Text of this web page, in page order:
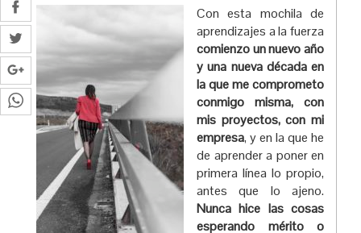
Con esta mochila de
aprendizajes a la fuerza
comienzo un nuevo año
y una nueva década en
la que me comprometo
conmigo misma, con
mis proyectos, con mi
empresa, y en la que he
de aprender a poner en
primera línea lo propio,
antes que lo ajeno.
Nunca hice las cosas
esperando mérito o